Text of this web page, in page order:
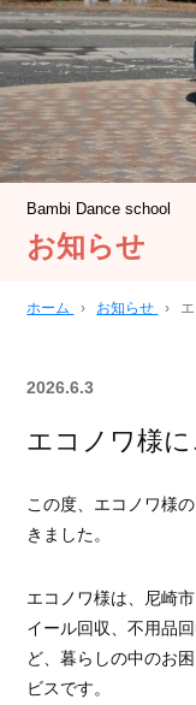
Bambi Dance school
お知らせ
ホーム › お知らせ ›
2026.6.3
エコノワ様
この度、エコノワ様
きました。
エコノワ様は、尼崎
イール回収、不用品
ど、暮らしの中のお
ビスです。